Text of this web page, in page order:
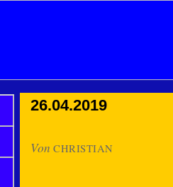
26.04.2019
Von CHRISTIAN